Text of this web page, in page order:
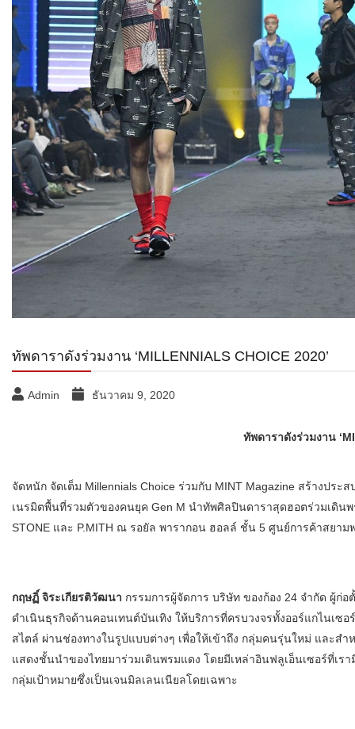
ทัพดาราดังร่วมงาน ‘MILLENNIALS CHOICE 2020’
Admin ธันวาคม 9, 2020
ทัพดาราดังร่วมงาน
จัดหนัก จัดเต็ม Millennials Choice ร่วมกับ MINT Magazine สร้างประ
เนรมิตพื้นที่รวมตัวของคนยุค Gen M นำทัพศิลปินดาราสุดฮอตร่วมเดิ
STONE และ P.MITH ณ รอยัล พารากอน ฮอลล์ ชั้น 5 ศูนย์การค้าสยาม
กฤษฏิ์ จิระเกียรติวัฒนา กรรมการผู้จัดการ บริษัท ของก้อง 24 จำกัด ผู้ก่อ
ดำเนินธุรกิจด้านคอนเทนต์บันเทิง ให้บริการที่ครบวงจรทั้งออร์แกไนเ
สไตล์ ผ่านช่องทางในรูปแบบต่างๆ เพื่อให้เข้าถึง กลุ่มคนรุ่นใหม่ และ
แสดงชั้นนำของไทยมาร่วมเดินพรมแดง โดยมีเหล่าอินฟลูเอ็นเซอร์ที่เ
กลุ่มเป้าหมายซึ่งเป็นเจนมิลเลนเนียลโดยเฉพาะ